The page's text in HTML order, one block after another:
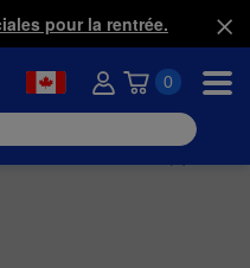
pour la rentrée.
0